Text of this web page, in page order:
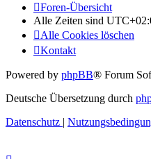
Foren-Übersicht
Alle Zeiten sind
Alle Cookies löschen
Kontakt
Powered by phpBB® Forum
Deutsche Übersetzung durch
Datenschutz |